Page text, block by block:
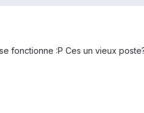
fonctionne :P Ces un vieux